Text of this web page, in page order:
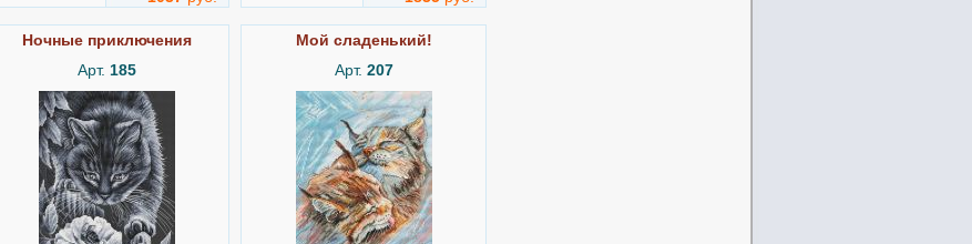
Ночные приключения
Арт. 185
Мой сладенький!
Арт. 207